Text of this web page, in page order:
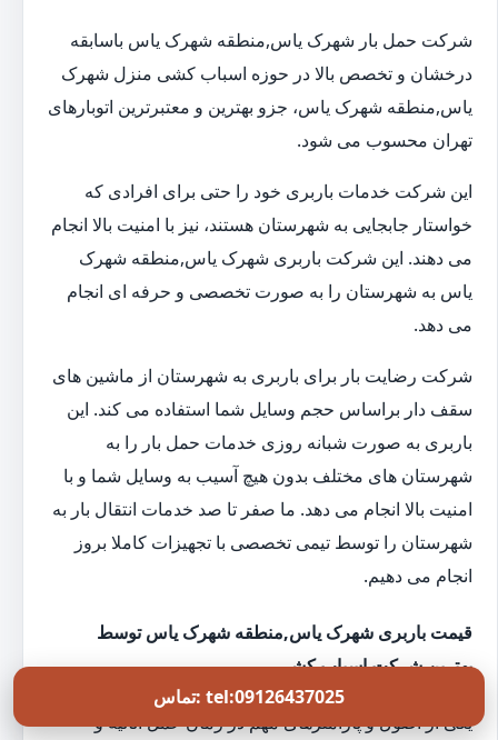
شرکت حمل بار شهرک یاس,منطقه شهرک یاس باسابقه
درخشان و تخصص بالا در حوزه اسباب کشی منزل شهرک
یاس,منطقه شهرک یاس، جزو بهترین و معتبرترین اتوبارهای
تهران محسوب می شود.
این شرکت خدمات باربری خود را حتی برای افرادی که
خواستار جابجایی به شهرستان هستند، نیز با امنیت بالا انجام
می دهند. این شرکت باربری شهرک یاس,منطقه شهرک
یاس به شهرستان را به صورت تخصصی و حرفه ای انجام
می دهد.
شرکت رضایت بار برای باربری به شهرستان از ماشین های
سقف دار براساس حجم وسایل شما استفاده می کند. این
باربری به صورت شبانه روزی خدمات حمل بار را به
شهرستان های مختلف بدون هیچ آسیب به وسایل شما و با
امنیت بالا انجام می دهد. ما صفر تا صد خدمات انتقال بار به
شهرستان را توسط تیمی تخصصی با تجهیزات کاملا بروز
انجام می دهیم.
قیمت باربری شهرک یاس,منطقه شهرک یاس توسط
بهترین شرکت اسباب کشی
یکی از اصول و پارامترهای مهم در زمان حمل اثاثیه و
تماس: tel:09126437025